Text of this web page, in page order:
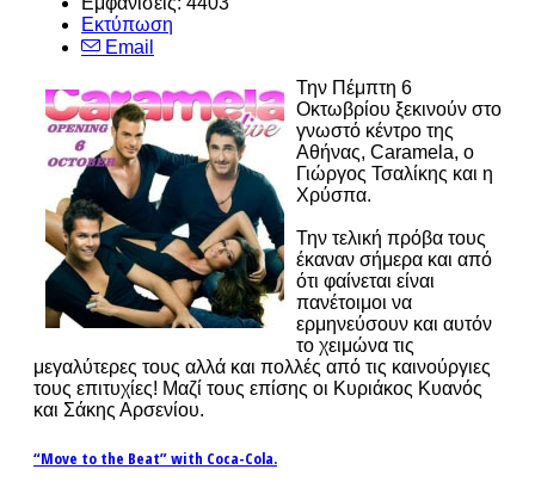
Εκτύπωση
Email
Την Πέμπτη 6
Οκτωβρίου ξεκινούν στο
γνωστό κέντρο της
Αθήνας, Caramela, ο
Γιώργος Τσαλίκης και η
Χρύσπα.
Την τελική πρόβα τους
έκαναν σήμερα και από
ότι φαίνεται είναι
πανέτοιμοι να
ερμηνεύσουν και αυτόν
το χειμώνα τις
μεγαλύτερες τους αλλά και πολλές από τις καινούργιες
τους επιτυχίες! Μαζί τους επίσης οι Κυριάκος Κυανός
και Σάκης Αρσενίου.
“Move to the Beat” with Coca-Cola.